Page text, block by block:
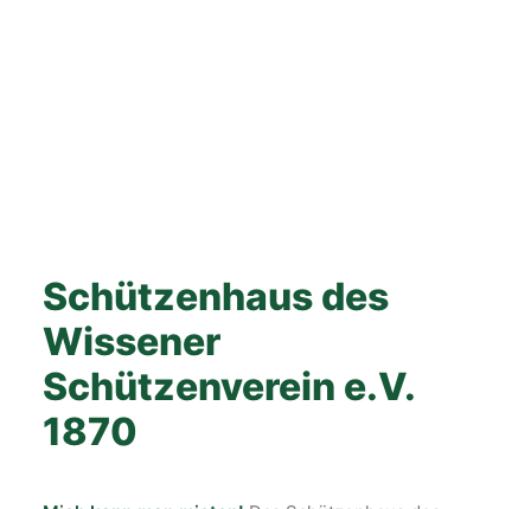
Schützenhaus des
Wissener
Schützenverein e.V.
1870